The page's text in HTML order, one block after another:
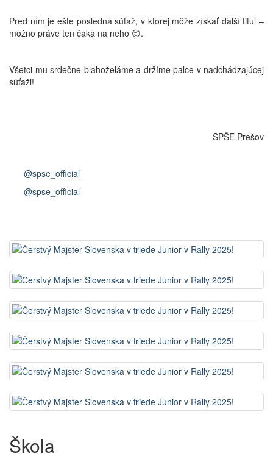
Pred ním je ešte posledná súťaž, v ktorej môže získať ďalší titul –
možno práve ten čaká na neho 😊.
Všetci mu srdečne blahoželáme a držíme palce v nadchádzajúcej
súťaži!
SPŠE Prešov
@spse_official
@spse_official
Škola